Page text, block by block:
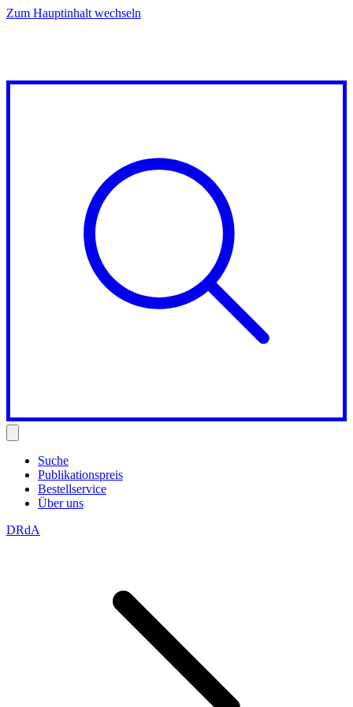
Zum Hauptinhalt wechseln
Suche
Publikationspreis
Bestellservice
Über uns
DRdA